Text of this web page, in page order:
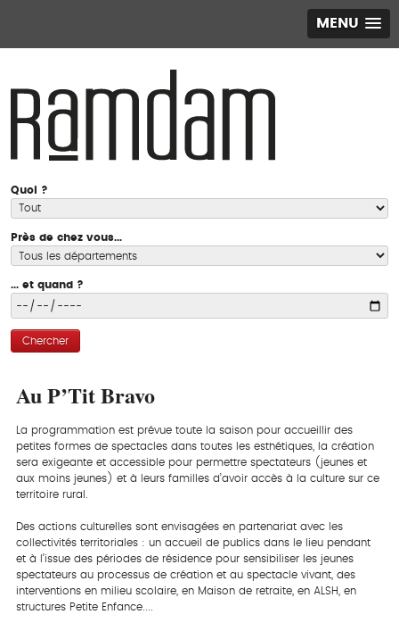
MENU
Quoi ?
Près de chez vous...
... et quand ?
Chercher
Au P’Tit Bravo
La programmation est prévue toute la saison pour accueillir des
petites formes de spectacles dans toutes les esthétiques, la création
sera exigeante et accessible pour permettre spectateurs (jeunes et
aux moins jeunes) et à leurs familles d’avoir accès à la culture sur ce
territoire rural.
Des actions culturelles sont envisagées en partenariat avec les
collectivités territoriales : un accueil de publics dans le lieu pendant
et à l’issue des périodes de résidence pour sensibiliser les jeunes
spectateurs au processus de création et au spectacle vivant, des
interventions en milieu scolaire, en Maison de retraite, en ALSH, en
structures Petite Enfance....